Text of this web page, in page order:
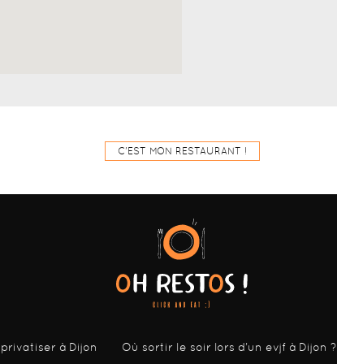
C'EST MON RESTAURANT !
à Dijon Où sortir le soir lors d’un evjf à Dijon ?